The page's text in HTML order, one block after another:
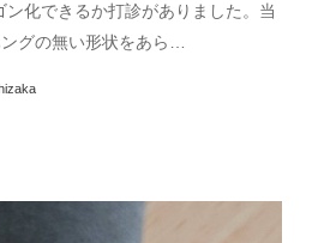
化できるか打診がありました。当
グの無い形状をあら…